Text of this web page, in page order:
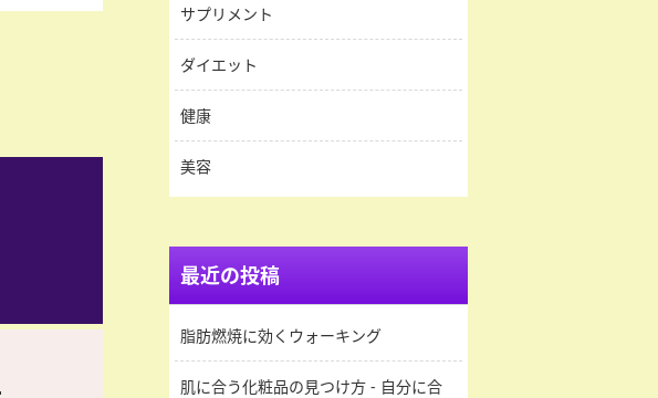
サプリメント
ダイエット
健康
美容
最近の投稿
脂肪燃焼に効くウォーキング
肌に合う化粧品の見つけ方 - 自分に合